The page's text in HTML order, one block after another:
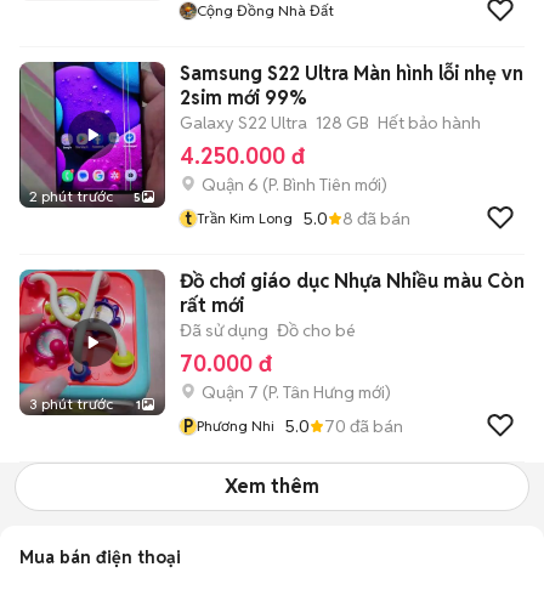
Cộng Đồng Nhà Đất
2 phút trước 5
Samsung S22 Ultra Màn hình lỗi nhẹ vn
2sim mới 99%
Galaxy S22 Ultra 128 GB Hết bảo hành
4.250.000 đ
Quận 6 (P. Bình Tiên mới)
t Trần Kim Long 5.0 8 đã bán
3 phút trước 1
Đồ chơi giáo dục Nhựa Nhiều màu Còn
rất mới
Đã sử dụng Đồ cho bé
70.000 đ
Quận 7 (P. Tân Hưng mới)
P Phương Nhi 5.0 70 đã bán
Xem thêm
Mua bán điện thoại